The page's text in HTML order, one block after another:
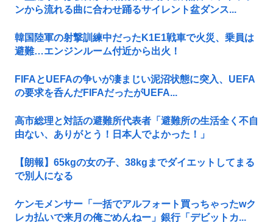
ンから流れる曲に合わせ踊るサイレント盆ダンス...
韓国陸軍の射撃訓練中だったK1E1戦車で火災、乗員は
避難…エンジンルーム付近から出火！
FIFAとUEFAの争いが凄まじい泥沼状態に突入、UEFA
の要求を呑んだFIFAだったがUEFA...
高市総理と対話の避難所代表者「避難所の生活全く不自
由ない、ありがとう！日本人でよかった！」
【朗報】65kgの女の子、38kgまでダイエットしてまる
で別人になる
ケンモメンサー「一括でアルフォート買っちゃったwク
レカ払いで来月の俺ごめんねー」銀行「デビットカ...